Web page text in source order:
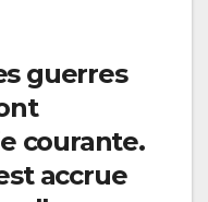
guerres
courante.
accrue